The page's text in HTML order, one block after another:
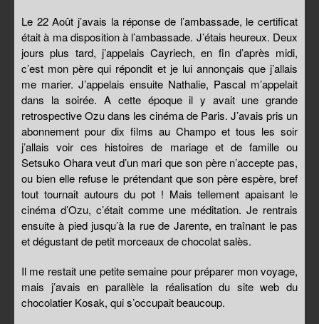
Le 22 Août j’avais la réponse de l’ambassade, le certificat
était à ma disposition à l’ambassade. J’étais heureux. Deux
jours plus tard, j’appelais Cayriech, en fin d’après midi,
c’est mon père qui répondit et je lui annonçais que j’allais
me marier. J’appelais ensuite Nathalie, Pascal m’appelait
dans la soirée. A cette époque il y avait une grande
retrospective Ozu dans les cinéma de Paris. J’avais pris un
abonnement pour dix films au Champo et tous les soir
j’allais voir ces histoires de mariage et de famille ou
Setsuko Ohara veut d’un mari que son père n’accepte pas,
ou bien elle refuse le prétendant que son père espère, bref
tout tournait autours du pot ! Mais tellement apaisant le
cinéma d’Ozu, c’était comme une méditation. Je rentrais
ensuite à pied jusqu’à la rue de Jarente, en traînant le pas
et dégustant de petit morceaux de chocolat salès.
Il me restait une petite semaine pour préparer mon voyage,
mais j’avais en parallèle la réalisation du site web du
chocolatier Kosak, qui s’occupait beaucoup.